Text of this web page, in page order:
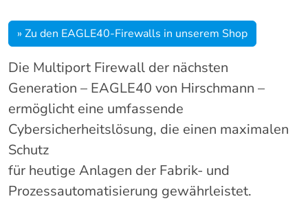
» Zu den EAGLE40-Firewalls in unserem Shop
Die Multiport Firewall der nächsten
Generation – EAGLE40 von Hirschmann –
ermöglicht eine umfassende
Cybersicherheitslösung, die einen maximalen
Schutz
für heutige Anlagen der Fabrik- und
Prozessautomatisierung gewährleistet.